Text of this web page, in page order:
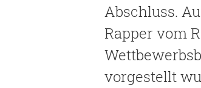
Abschluss.
Rapper vom
vorgestellt